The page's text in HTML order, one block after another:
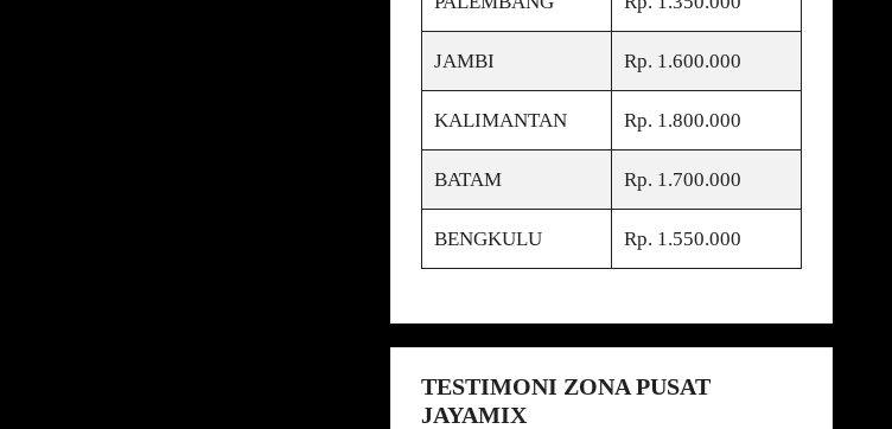
JAMBI Rp. 1.600.000
KALIMANTAN Rp. 1.800.000
BATAM Rp. 1.700.000
BENGKULU Rp. 1.550.000
TESTIMONI ZONA PUSAT
JAYAMIX